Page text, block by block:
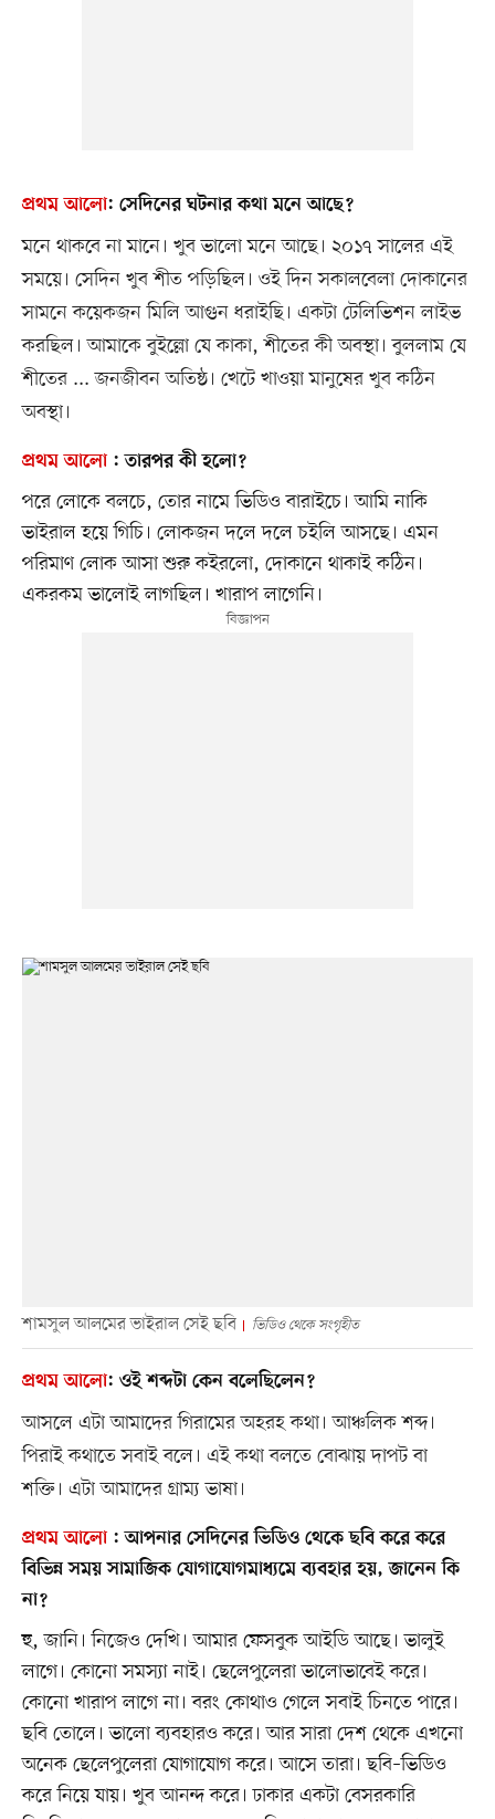
প্রথম আলো: সেদিনের ঘটনার কথা মনে আছে?
মনে থাকবে না মানে। খুব ভালো মনে আছে। ২০১৭ সালের এই
সময়ে। সেদিন খুব শীত পড়িছিল। ওই দিন সকালবেলা দোকানের
সামনে কয়েকজন মিলি আগুন ধরাইছি। একটা টেলিভিশন লাইভ
করছিল। আমাকে বুইল্লো যে কাকা, শীতের কী অবস্থা। বুললাম যে
শীতের ... জনজীবন অতিষ্ঠ। খেটে খাওয়া মানুষের খুব কঠিন
অবস্থা।
প্রথম আলো:তারপর কী হলো?
পরে লোকে বলচে, তোর নামে ভিডিও বারাইচে। আমি নাকি
ভাইরাল হয়ে গিচি। লোকজন দলে দলে চইলি আসছে। এমন
পরিমাণ লোক আসা শুরু কইরলো, দোকানে থাকাই কঠিন।
একরকম ভালোই লাগছিল। খারাপ লাগেনি।
শামসুল আলমের ভাইরাল সেই ছবি ভিডিও থেকে সংগৃহীত
প্রথম আলো: ওই শব্দটা কেন বলেছিলেন?
আসলে এটা আমাদের গিরামের অহরহ কথা। আঞ্চলিক শব্দ।
পিরাই কথাতে সবাই বলে। এই কথা বলতে বোঝায় দাপট বা
শক্তি। এটা আমাদের গ্রাম্য ভাষা।
প্রথম আলো:আপনার সেদিনের ভিডিও থেকে ছবি করে করে
বিভিন্ন সময় সামাজিক যোগাযোগমাধ্যমে ব্যবহার হয়, জানেন কি
না?
হু, জানি। নিজেও দেখি। আমার ফেসবুক আইডি আছে। ভালুই
লাগে। কোনো সমস্যা নাই। ছেলেপুলেরা ভালোভাবেই করে।
কোনো খারাপ লাগে না। বরং কোথাও গেলে সবাই চিনতে পারে।
ছবি তোলে। ভালো ব্যবহারও করে। আর সারা দেশ থেকে এখনো
অনেক ছেলেপুলেরা যোগাযোগ করে। আসে তারা। ছবি–ভিডিও
করে নিয়ে যায়। খুব আনন্দ করে। ঢাকার একটা বেসরকারি